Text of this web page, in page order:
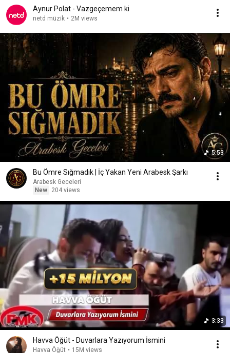
Aynur Polat - Vazgeçemem ki
netd müzik • 2M views
5:53
Bu Ömre Sığmadık | İç Yakan Yeni Arabesk Şarkı
Arabesk Geceleri
New
204 views
3:33
Havva Öğüt - Duvarlara Yazıyorum İsmini
Havva Öğüt • 15M views